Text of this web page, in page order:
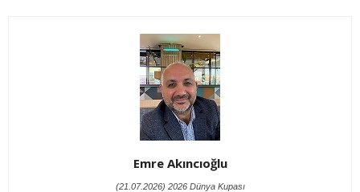
Emre Akıncıoğlu
(21.07.2026) 2026 Dünya Kupası